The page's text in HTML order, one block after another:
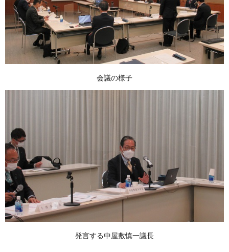
会議の様子
発言する中屋敷慎一議長